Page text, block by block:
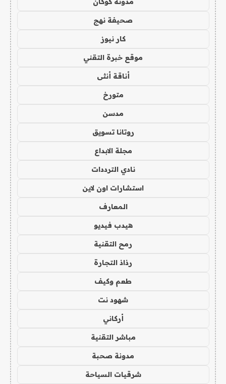
صحيفة نهج
كار نيوز
موقع خبرة التقني
أناقة أنثى
متورخ
مدسن
روتانا تسويق
مجلة الابداع
نادي الترددات
استشارات اون لاين
المعارف
هيدب فيديو
رمح التقنية
رذاذ التجارة
طعم وكيف
شهود نت
أركاني
مباشر التقنية
مدونة صحبة
شرقيات السياحة